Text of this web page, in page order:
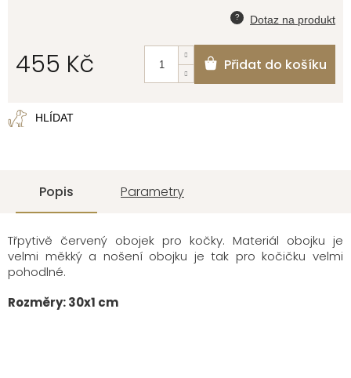
455 Kč Přidat do košíku
HLÍDAT
Popis Parametry
Třpytivě červený obojek pro kočky. Materiál obojku je
velmi měkký a nošení obojku je tak pro kočičku velmi
pohodlné.
Rozměry: 30x1 cm